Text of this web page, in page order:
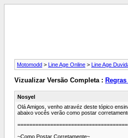
Motomodd > Line Age Online > Line Age
Vizualizar Versão Completa :
Nosyel
Olá Amigos, venho atravéz deste tópico
abaixo vocês verão como postar
~Como Postar Corretamente~